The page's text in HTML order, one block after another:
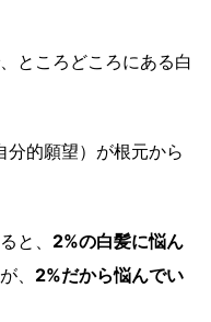
ところどころにある白
的願望）が根元から
と、 2%の白髪に悩ん
、 2%だから悩んでい